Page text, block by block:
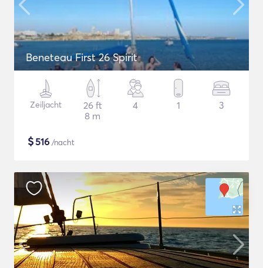
Beneteau First 26 Spirit
Zeiljacht
26 ft
8 m
4 1 3
$516 /nacht